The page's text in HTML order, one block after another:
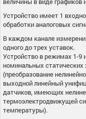
Устройство имеет 1
обработки аналоговых
В каждом канале
одного до трех уставок.
Устройство в режимах 1-
номинальных
(преобразование
выходной линейный
датчиков, имеющих
термоэлектродвижущей
температуры).